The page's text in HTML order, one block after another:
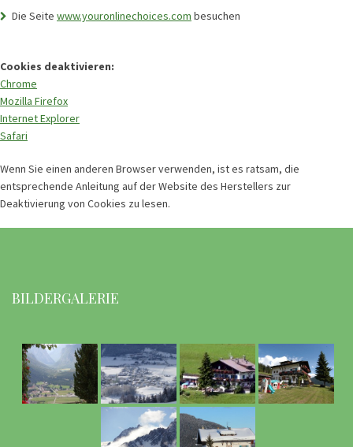
Die Seite www.youronlinechoices.com besuchen
Cookies deaktivieren:
Chrome
Mozilla Firefox
Internet Explorer
Safari
Wenn Sie einen anderen Browser verwenden, ist es ratsam, die
entsprechende Anleitung auf der Website des Herstellers zur
Deaktivierung von Cookies zu lesen.
BILDERGALERIE